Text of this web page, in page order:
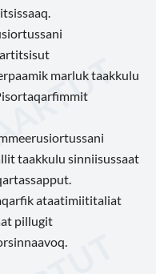
marluk taakkulu
taakkulu sinniisussaat
ataatimiititaliat
pillugit